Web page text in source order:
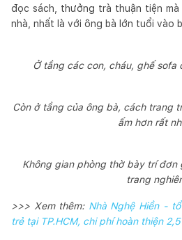
đọc sách, thưởng trà thuận tiện
nhà, nhất là với ông bà lớn tuổi vào
Ở tầng các con, cháu, ghế sofa
Còn ở tầng của ông bà, cách trang
ấm hơn rất
Không gian phòng thờ bày trí đơn
trang
>>> Xem thêm: Nhà Nghệ Hiền -
trẻ tại TP.HCM, chi phí hoàn thiện